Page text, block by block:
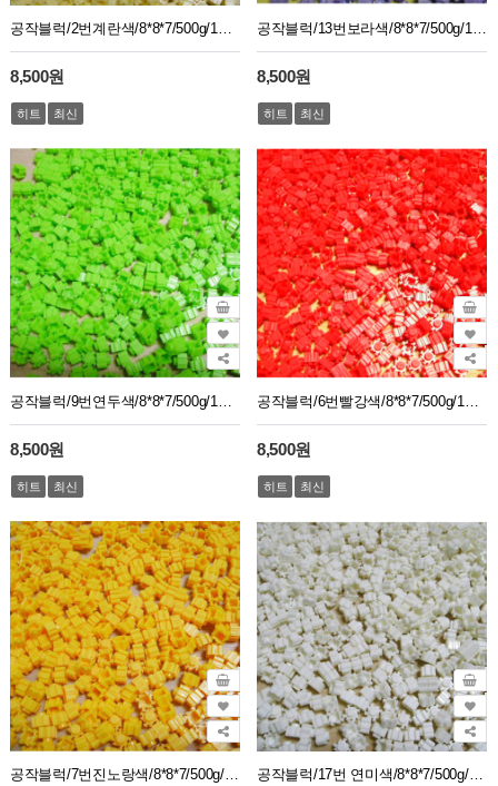
공작블럭/2번계란색/8*8*7/500g/1봉지약2750개
8,500원
히트 최신
공작블럭/13번보라색/8*8*7/500g/1봉지약2750개
8,500원
히트 최신
공작블럭/9번연두색/8*8*7/500g/1봉지약2750개
8,500원
히트 최신
공작블럭/6번빨강색/8*8*7/500g/1봉지약2750개
8,500원
히트 최신
공작블럭/7번진노랑색/8*8*7/500g/1봉지약2750개 공작블럭/17번 연미색/8*8*7/500g/1봉지약2750개